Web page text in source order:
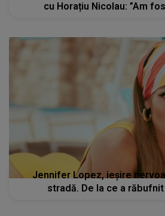
cu Horațiu Nicolau: ”Am
Jennifer Lopez, ieșire
stradă. De la ce a